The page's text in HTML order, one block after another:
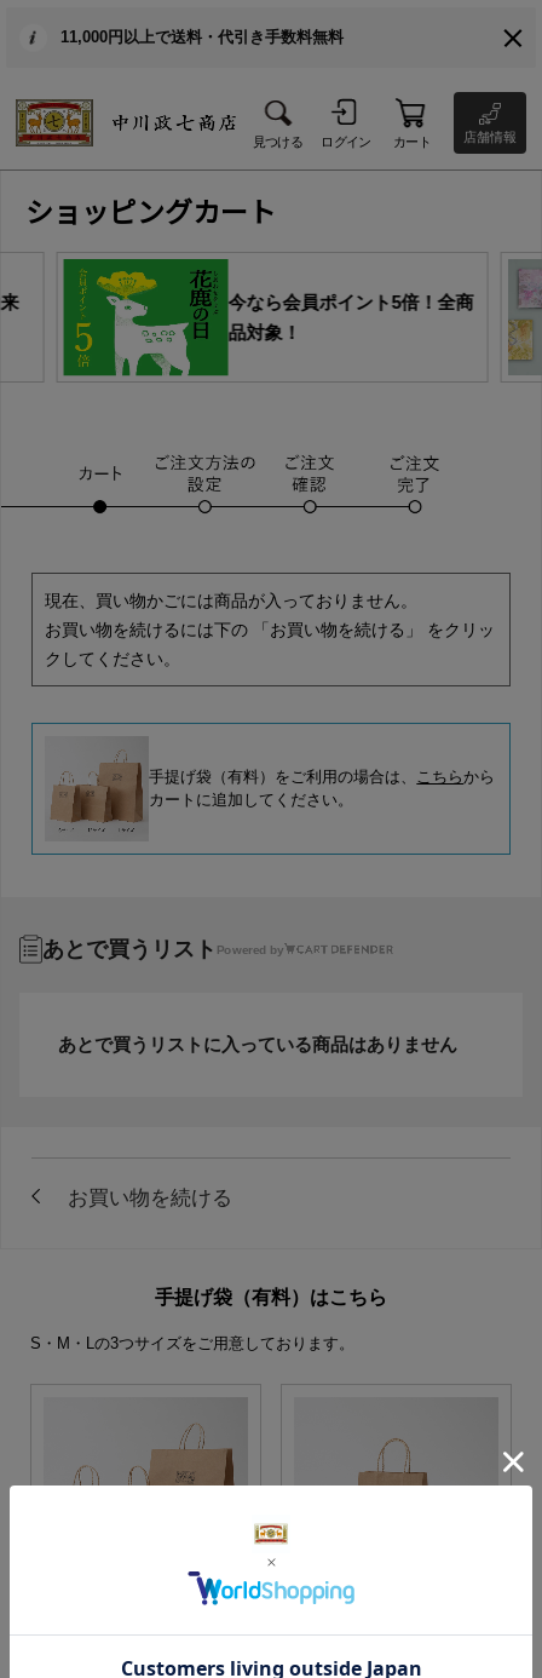
11,000円以上で送料・代引き手数料無料
見つける ログイン カート 店舗情報
ショッピングカート
今なら会員ポイント5倍！全商
品対象！
現在、買い物かごには商品が入っておりません。
お買い物を続けるには下の 「お買い物を続ける」 をクリッ
クしてください。
手提げ袋（有料）をご利用の場合は、 こちらから
カートに追加してください。
あとで買うリスト Powered by
あとで買うリストに入っている商品はありません
手提げ袋（有料）はこちら
S・M・Lの3つサイズをご用意しております。